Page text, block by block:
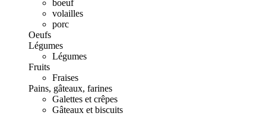
boeuf
volailles
porc
Oeufs
Légumes
Légumes
Fruits
Fraises
Pains, gâteaux, farines
Galettes et crêpes
Gâteaux et biscuits